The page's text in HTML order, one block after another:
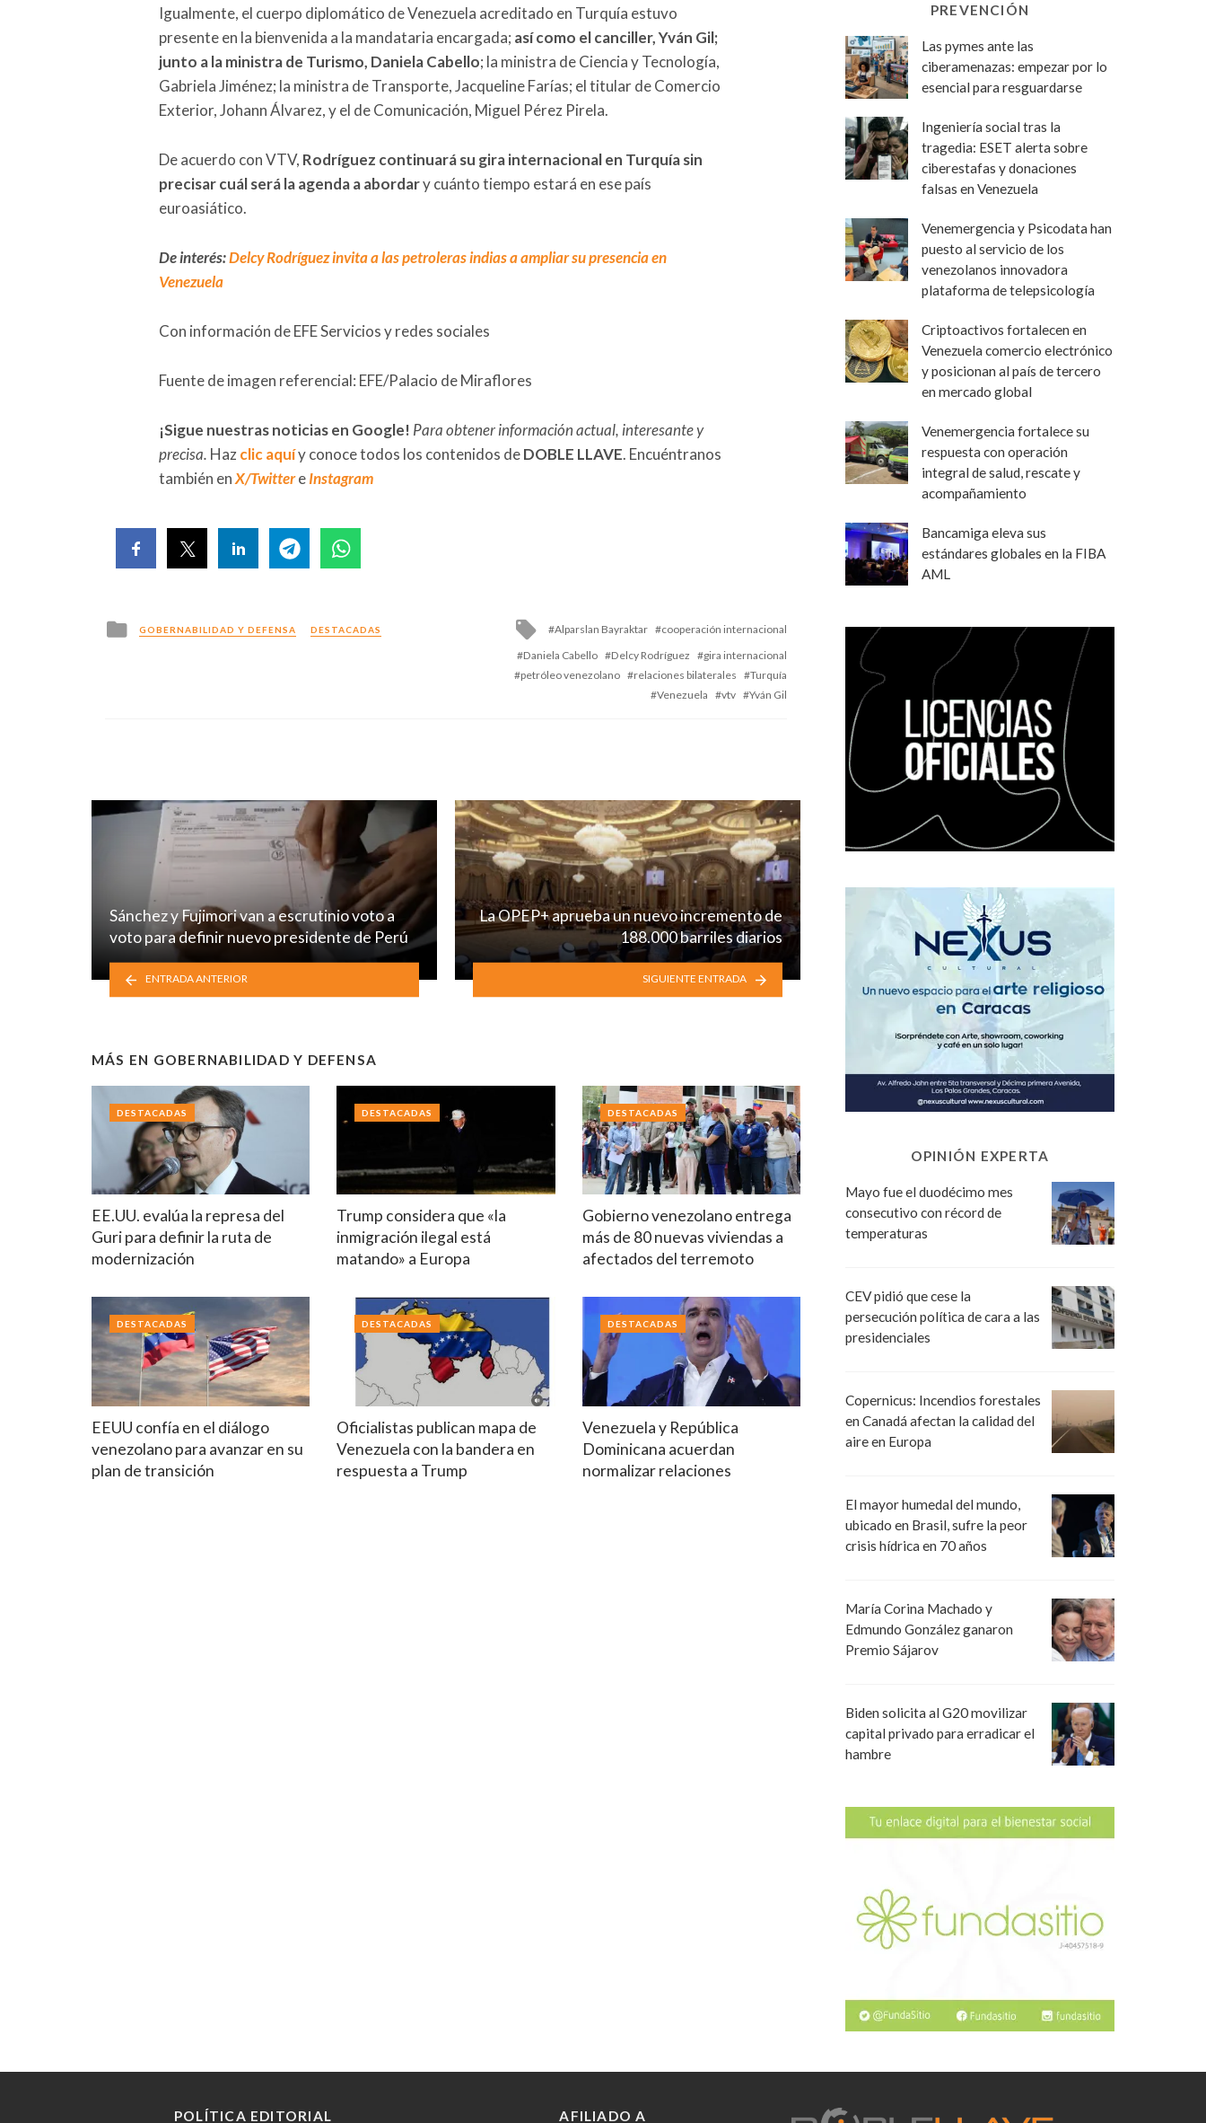
Igualmente, el cuerpo diplomático de Venezuela acreditado en Turquía estuvo
presente en la bienvenida a la mandataria encargada; así como el canciller, Yván Gil;
junto a la ministra de Turismo, Daniela Cabello; la ministra de Ciencia y Tecnología,
Gabriela Jiménez; la ministra de Transporte, Jacqueline Farías; el titular de Comercio
Exterior, Johann Álvarez, y el de Comunicación, Miguel Pérez Pirela.
De acuerdo con VTV, Rodríguez continuará su gira internacional en Turquía sin
precisar cuál será la agenda a abordary cuánto tiempo estará en ese país
euroasiático.
De interés:Delcy Rodríguez invita a las petroleras indias a ampliar su presencia en
Venezuela
Con información de EFE Servicios y redes sociales
Fuente de imagen referencial: EFE/Palacio de Miraflores
¡Sigue nuestras noticias en Google! Para obtener información actual, interesante y
precisa. Hazclic aquíy conoce todos los contenidos deDOBLE LLAVE. Encuéntranos
también enX/TwittereInstagram
Posted
in
GOBERNABILIDAD Y DEFENSA DESTACADAS
Tagged
with
Alparslan Bayraktar
cooperación internacional
Daniela Cabello
Delcy Rodríguez
gira internacional
petróleo venezolano
relaciones bilaterales
Turquía
Venezuela
vtv Yván Gil
Sánchez y Fujimori van a escrutinio voto a
voto para definir nuevo presidente de Perú
ENTRADA ANTERIOR
La OPEP+ aprueba un nuevo incremento de
188.000 barriles diarios
SIGUIENTE ENTRADA
MÁS EN GOBERNABILIDAD Y DEFENSA
EE.UU. evalúa la represa del
Guri para definir la ruta de
modernización
DESTACADAS
Trump considera que «la
inmigración ilegal está
matando» a Europa
DESTACADAS
Gobierno venezolano entrega
más de 80 nuevas viviendas a
afectados del terremoto
DESTACADAS
EEUU confía en el diálogo
venezolano para avanzar en su
plan de transición
DESTACADAS
Oficialistas publican mapa de
Venezuela con la bandera en
respuesta a Trump
DESTACADAS
Venezuela y República
Dominicana acuerdan
normalizar relaciones
DESTACADAS
PREVENCIÓN
Las pymes ante las
ciberamenazas: empezar por lo
esencial para resguardarse
Ingeniería social tras la
tragedia: ESET alerta sobre
ciberestafas y donaciones
falsas en Venezuela
Venemergencia y Psicodata han
puesto al servicio de los
venezolanos innovadora
plataforma de telepsicología
Criptoactivos fortalecen en
Venezuela comercio electrónico
y posicionan al país de tercero
en mercado global
Venemergencia fortalece su
respuesta con operación
integral de salud, rescate y
acompañamiento
Bancamiga eleva sus
estándares globales en la FIBA
AML
OPINIÓN EXPERTA
Mayo fue el duodécimo mes
consecutivo con récord de
temperaturas
CEV pidió que cese la
persecución política de cara a las
presidenciales
Copernicus: Incendios forestales
en Canadá afectan la calidad del
aire en Europa
El mayor humedal del mundo,
ubicado en Brasil, sufre la peor
crisis hídrica en 70 años
María Corina Machado y
Edmundo González ganaron
Premio Sájarov
Biden solicita al G20 movilizar
capital privado para erradicar el
hambre
POLÍTICA EDITORIAL AFILIADO A